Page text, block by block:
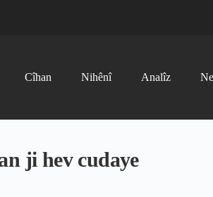
Cîhan Nihênî Analîz
ji hev cudaye